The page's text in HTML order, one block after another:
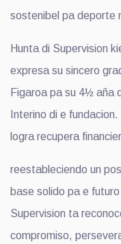
sostenibel pa deporte
Hunta di Supervision
expresa su sincero
Figaroa pa su 4½ aña
Interino di e
logra recupera
reestableciendo un
base solido pa e
Supervision ta
compromiso,